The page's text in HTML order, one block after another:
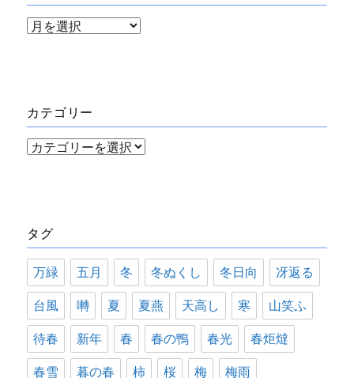
ア
ブ
カテゴリー
カ
ー
タグ
万緑 五月 冬 冬ぬくし 冬日向 冴返る
台風 囀 夏 夏燕 天高し 寒 山笑ふ
待春 新年 春 春の鴨 春光 春炬燵
春雪 暮の春 柿 桜 梅 梅雨